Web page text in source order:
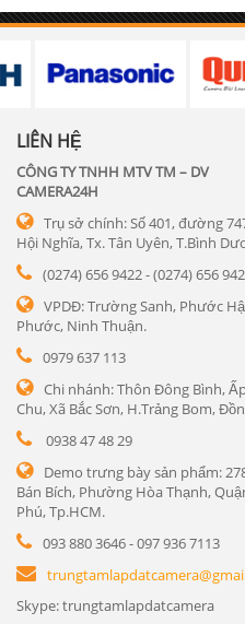
LIÊN HỆ
CÔNG TY TNHH MTV TM – DV
CAMERA24H
Trụ sở chính: Số 401, đường
Hội Nghĩa, Tx. Tân Uyên, T.Bình
(0274) 656 9422 - (0274) 656
VPDĐ: Trường Sanh, Phước
Phước, Ninh Thuận.
0979 637 113
Chi nhánh: Thôn Đông Bình,
Chu, Xã Bắc Sơn, H.Trảng Bom,
0938 47 48 29
Demo trưng bày sản phẩm:
Bán Bích, Phường Hòa Thạnh,
Phú, Tp.HCM.
093 880 3646 - 097 936 7113
Skype: trungtamlapdatcamera